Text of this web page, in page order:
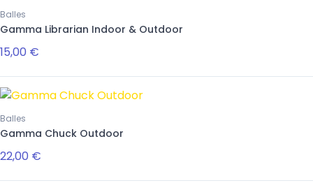
Balles
Gamma Librarian Indoor & Outdoor
15,00 €
Balles
Gamma Chuck Outdoor
22,00 €